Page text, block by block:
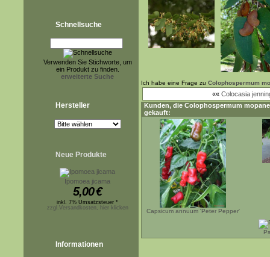
Schnellsuche
Verwenden Sie Stichworte, um
ein Produkt zu finden.
erweiterte Suche
Hersteller
Neue Produkte
Ipomoea jicama
5,00€
inkl. 7% Umsatzsteuer *
zzgl.Versandkosten, hier klicken
Informationen
Ich habe eine Frage zu Colophospermum
«« Colocasia
Kunden, die Colophospermum mopane
gekauft:
Capsicum annuum 'Peter Pepper'